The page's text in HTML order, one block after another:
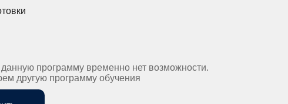
программу временно нет возможности.
другую программу обучения